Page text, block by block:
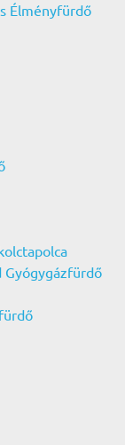
Élményfürdő
Gyógygázfürdő